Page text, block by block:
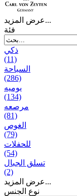
عرض المزيد...
فئة
ذكي
(11)
السباحة
(286)
يومیه
(134)
مرصعه
(81)
الغوص
(79)
للحفلات
(54)
تسلق الجبال
(2)
عرض المزيد...
نوع الجنس